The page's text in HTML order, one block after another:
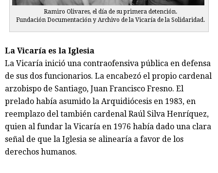
Ramiro Olivares, el día de su primera detención.
Fundación Documentación y Archivo de la Vicaría de la Solidaridad.
La Vicaría es la Iglesia
La Vicaría inició una contraofensiva pública en defensa
de sus dos funcionarios. La encabezó el propio cardenal
arzobispo de Santiago, Juan Francisco Fresno. El
prelado había asumido la Arquidiócesis en 1983, en
reemplazo del también cardenal Raúl Silva Henríquez,
quien al fundar la Vicaría en 1976 había dado una clara
señal de que la Iglesia se alinearía a favor de los
derechos humanos.